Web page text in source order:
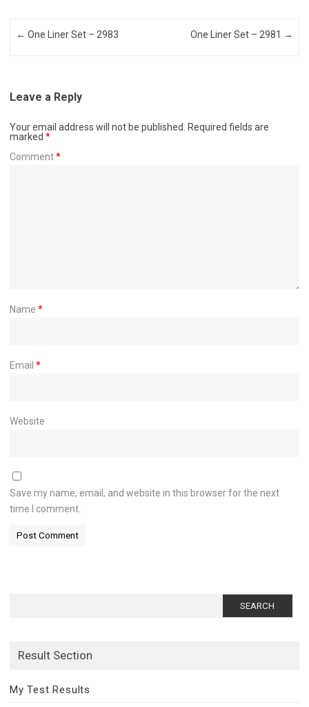
Post navigation
← One Liner Set – 2983 One Liner Set – 2981 →
Leave a Reply
Your email address will not be published.
Required fields are
marked *
Comment*
Name *
Email *
Website
Save my name, email, and website in this browser for the next
time I comment.
Result Section
My Test Results